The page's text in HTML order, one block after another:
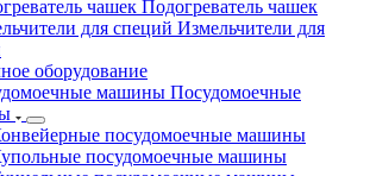
Подогреватель чашек
Измельчители для
оборудование
Посудомоечные
посудомоечные машины
посудомоечные машины